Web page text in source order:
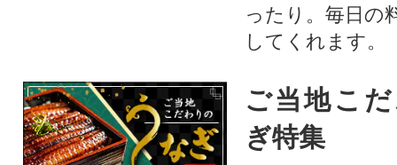
ったり。毎日の
してくれます。
ご当地こ
ぎ特集